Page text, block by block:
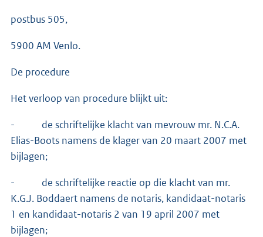
postbus 505,
5900 AM Venlo.
De procedure
Het verloop van procedure blijkt uit:
- de schriftelijke klacht van mevrouw mr. N.C.A.
Elias-Boots namens de klager van 20 maart 2007 met
bijlagen;
- de schriftelijke reactie op die klacht van mr.
K.G.J. Boddaert namens de notaris, kandidaat-notaris
1 en kandidaat-notaris 2 van 19 april 2007 met
bijlagen;